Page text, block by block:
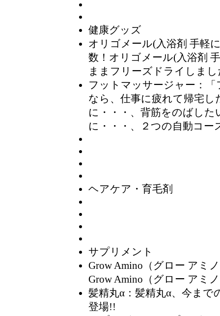
健康グッズ
オリゴメール(入浴剤 手軽
数！オリゴメール(入浴剤
ままフリーズドライしまし
フットマッサージャー ：
なら、仕事に疲れて帰宅
に・・・、背筋をのばし
に・・・、２つの自動コ
ヘアケア・育毛剤
サプリメント
Grow Amino（グロー アミ
Grow Amino（グロー アミ
髪精丸α ：髪精丸α、今ま
登場!!